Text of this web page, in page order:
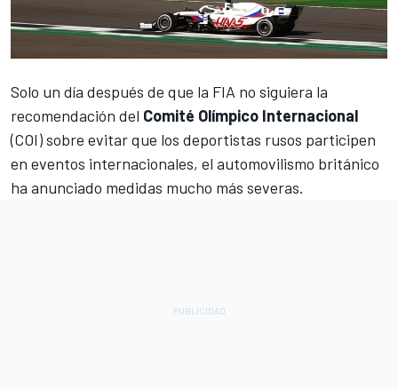
Solo un día después de que la FIA no siguiera la
recomendación del Comité Olímpico Internacional
(COI) sobre evitar que los deportistas rusos participen
en eventos internacionales, el automovilismo británico
ha anunciado medidas mucho más severas.